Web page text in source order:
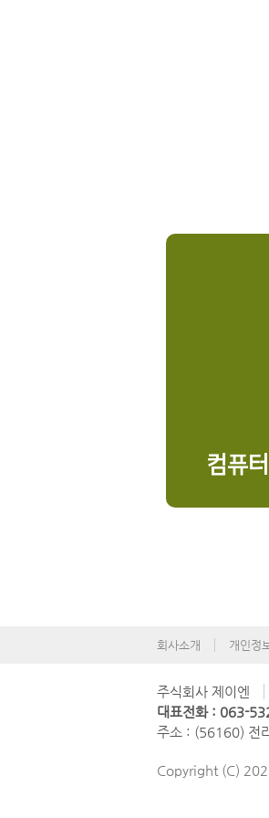
컴퓨
회사소개 개인정
주식회사 제이엔
대표전화 : 063-
주소 : (56160) 전
Copyright (C)